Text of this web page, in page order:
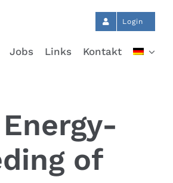
Login
Jobs Links Kontakt
of